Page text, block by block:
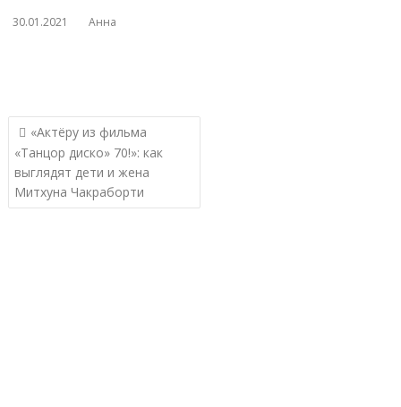
30.01.2021 Анна
Навигация
по
записям
«Актёру из фильма
«Танцор диско» 70!»: как
выглядят дети и жена
Митхуна Чакраборти